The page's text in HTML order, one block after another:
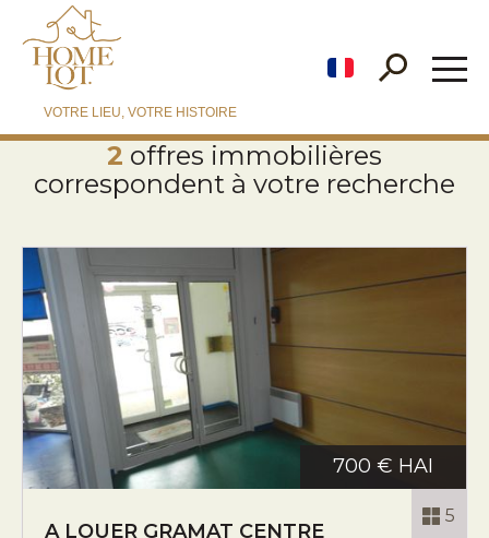
VOTRE LIEU, VOTRE HISTOIRE
2 offres immobilières
correspondent à votre recherche
A LOUER GRAMAT CENTRE
700 € HAI
5